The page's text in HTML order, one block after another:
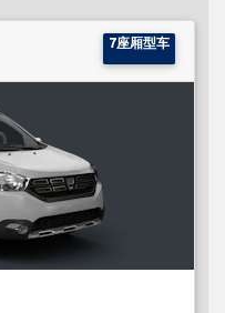
7座厢型车